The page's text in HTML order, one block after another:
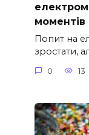
моментів
Попит на
зростати,
0 13